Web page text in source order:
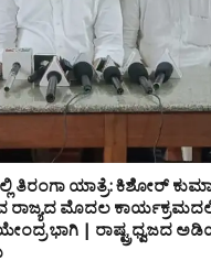
ತಿರಂಗಾ ಯಾತ್ರೆ: ಕಿಶೋರ್
ರಾಜ್ಯದ ಮೊದಲ
ಭಾಗಿ | ರಾಷ್ಟ್ರಧ್ವಜದ